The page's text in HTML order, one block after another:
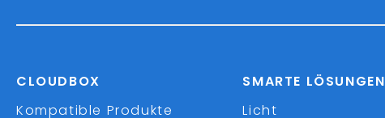
CLOUDBOX
Kompatible Produkte
SMARTE LÖSUNGEN
Licht